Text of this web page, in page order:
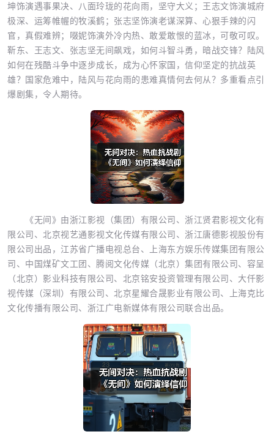
坤饰演遇事果决、八面玲珑的花向雨，坚守大义；王志文饰演城府
极深、运筹帷幄的牧溪鹤；张志坚饰演老谋深算、心狠手辣的闪
官，真假难辨；啜妮饰演外冷内热、敢爱敢恨的蓝冰，可敬可叹。
靳东、王志文、张志坚无间飙戏，如何斗智斗勇，暗战交锋？陆风
如何在残酷斗争中逐步成长，成为心怀家国，信仰坚定的抗战英
雄？国家危难中，陆风与花向雨的患难真情何去何从？多重看点引
爆剧集，令人期待。
《无间》由浙江影视（集团）有限公司、浙江贤君影视文化有
限公司、北京视艺通影视文化传媒有限公司、浙江唐德影视股份有
限公司出品，江苏省广播电视总台、上海东方娱乐传媒集团有限公
司、中国煤矿文工团、腾阅文化传媒（北京）集团有限公司、容呈
（北京）影业科技有限公司、北京铭安投资管理有限公司、大仟影
视传媒（深圳）有限公司、北京星耀合晟影业有限公司、上海克比
文化传播有限公司、浙江广电新媒体有限公司联合出品。